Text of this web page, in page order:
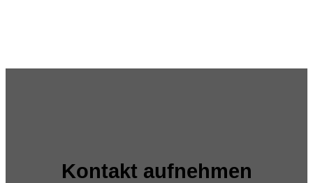
Kontakt aufnehmen